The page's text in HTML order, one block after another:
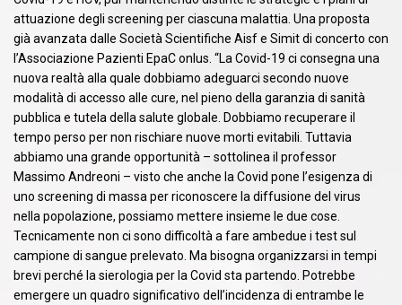
attuazione degli screening per ciascuna malattia. Una proposta
già avanzata dalle Società Scientifiche Aisf e Simit di concerto con
l’Associazione Pazienti EpaC onlus. “La Covid-19 ci consegna una
nuova realtà alla quale dobbiamo adeguarci secondo nuove
modalità di accesso alle cure, nel pieno della garanzia di sanità
pubblica e tutela della salute globale. Dobbiamo recuperare il
tempo perso per non rischiare nuove morti evitabili. Tuttavia
abbiamo una grande opportunità – sottolinea il professor
Massimo Andreoni – visto che anche la Covid pone l’esigenza di
uno screening di massa per riconoscere la diffusione del virus
nella popolazione, possiamo mettere insieme le due cose.
Tecnicamente non ci sono difficoltà a fare ambedue i test sul
campione di sangue prelevato. Ma bisogna organizzarsi in tempi
brevi perché la sierologia per la Covid sta partendo. Potrebbe
emergere un quadro significativo dell’incidenza di entrambe le